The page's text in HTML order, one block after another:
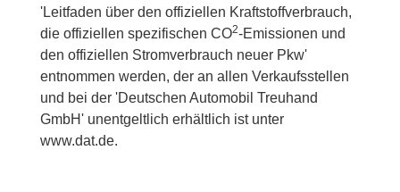
'Leitfaden über den offiziellen Kraftstoffverbrauch,
die offiziellen spezifischen CO2-Emissionen und
den offiziellen Stromverbrauch neuer Pkw'
entnommen werden, der an allen Verkaufsstellen
und bei der 'Deutschen Automobil Treuhand
GmbH' unentgeltlich erhältlich ist unter
www.dat.de.